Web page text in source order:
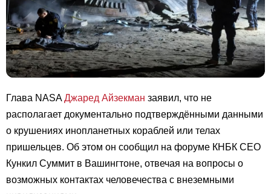
Глава NASAДжаред Айзекман заявил, что не
располагает документально подтверждёнными данными
о крушениях инопланетных кораблей или телах
пришельцев. Об этом он сообщил на форуме КНБК CEO
Кункил Суммит в Вашингтоне, отвечая на вопросы о
возможных контактах человечества с внеземными